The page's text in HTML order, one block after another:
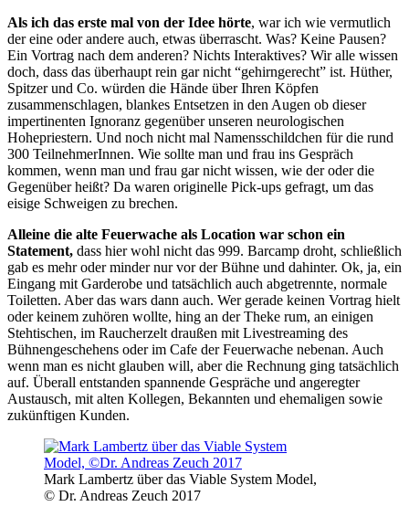
Als ich das erste mal von der Idee hörte, war ich wie vermutlich
der eine oder andere auch, etwas überrascht. Was? Keine Pausen?
Ein Vortrag nach dem anderen? Nichts Interaktives? Wir alle wissen
doch, dass das überhaupt rein gar nicht “gehirngerecht” ist. Hüther,
Spitzer und Co. würden die Hände über Ihren Köpfen
zusammenschlagen, blankes Entsetzen in den Augen ob dieser
impertinenten Ignoranz gegenüber unseren neurologischen
Hohepriestern. Und noch nicht mal Namensschildchen für die rund
300 TeilnehmerInnen. Wie sollte man und frau ins Gespräch
kommen, wenn man und frau gar nicht wissen, wie der oder die
Gegenüber heißt? Da waren originelle Pick-ups gefragt, um das
eisige Schweigen zu brechen.
Alleine die alte Feuerwache als Location war schon ein
Statement, dass hier wohl nicht das 999. Barcamp droht, schließlich
gab es mehr oder minder nur vor der Bühne und dahinter. Ok, ja, ein
Eingang mit Garderobe und tatsächlich auch abgetrennte, normale
Toiletten. Aber das wars dann auch. Wer gerade keinen Vortrag hielt
oder keinem zuhören wollte, hing an der Theke rum, an einigen
Stehtischen, im Raucherzelt draußen mit Livestreaming des
Bühnengeschehens oder im Cafe der Feuerwache nebenan. Auch
wenn man es nicht glauben will, aber die Rechnung ging tatsächlich
auf. Überall entstanden spannende Gespräche und angeregter
Austausch, mit alten Kollegen, Bekannten und ehemaligen sowie
zukünftigen Kunden.
Mark Lambertz über das Viable System Model,
© Dr. Andreas Zeuch 2017